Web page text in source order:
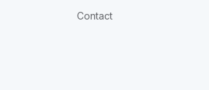
Contact